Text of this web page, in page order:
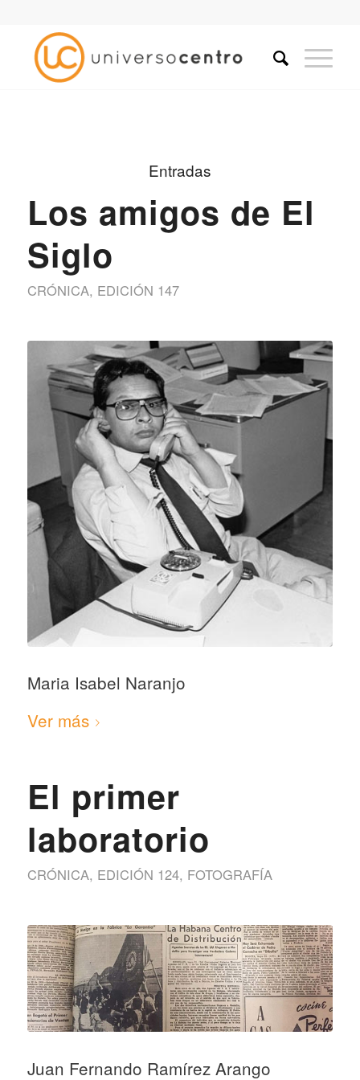
Entradas
Los amigos de El
Siglo
CRÓNICA, EDICIÓN 147
Maria Isabel Naranjo
Ver más
El primer
laboratorio
CRÓNICA, EDICIÓN 124, FOTOGRAFÍA
Juan Fernando Ramírez Arango